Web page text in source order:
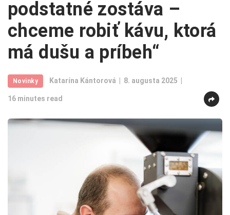
podstatné zostáva –
chceme robiť kávu, ktorá
má dušu a príbeh“
Novinky Katarína Kántorová 8. augusta 2025
16 minutes read